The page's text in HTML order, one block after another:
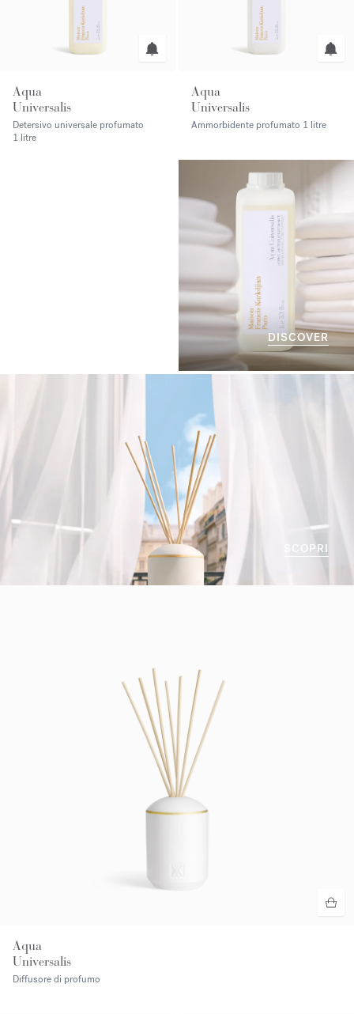
Aqua
Universalis
Detersivo universale profumato
1 litre
Aqua
Universalis
Ammorbidente profumato 1 litre
DISCOVER
SCOPRI
Aqua
Universalis
Diffusore di profumo